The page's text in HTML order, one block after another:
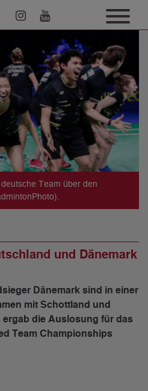
Team über den
und Dänemark
Dänemark sind in einer
mit Schottland und
die Auslosung für das
Team Championships